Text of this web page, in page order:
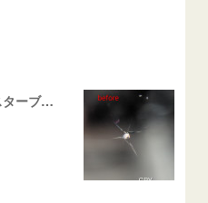
飛び石ひび 割れ施工例「スターブレイク系」 フリード